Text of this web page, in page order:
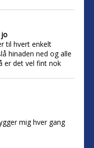
jo
til hvert enkelt
hinaden ned og alle
er det vel fint nok
mig hver gang